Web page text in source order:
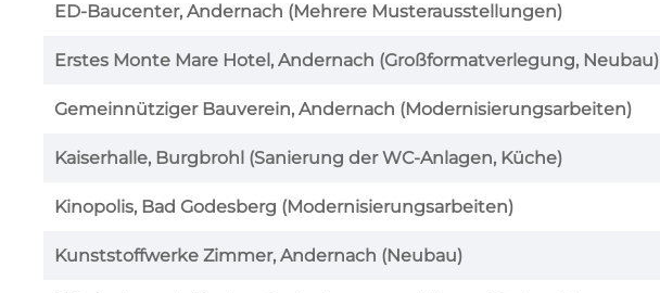
ED-Baucenter, Andernach (Mehrere Musterausstellungen)
Erstes Monte Mare Hotel, Andernach (Großformatverlegung, Neubau)
Gemeinnütziger Bauverein, Andernach (Modernisierungsarbeiten)
Kaiserhalle, Burgbrohl (Sanierung der WC-Anlagen, Küche)
Kinopolis, Bad Godesberg (Modernisierungsarbeiten)
Kunststoffwerke Zimmer, Andernach (Neubau)